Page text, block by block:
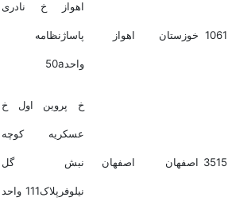
1061 خوزستان اهواز
اهواز خ نادری
پاساژنظامه
واحد50a
3515 اصفهان اصفهان
خ پروین اول خ
عسکریه کوچه
نبش گل
نیلوفرپلاک111 واحد